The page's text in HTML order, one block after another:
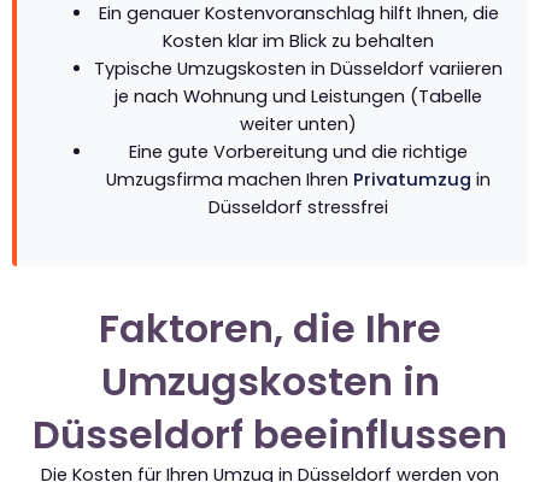
Ein genauer Kostenvoranschlag hilft Ihnen, die
Kosten klar im Blick zu behalten
Typische Umzugskosten in Düsseldorf variieren
je nach Wohnung und Leistungen (Tabelle
weiter unten)
Eine gute Vorbereitung und die richtige
Umzugsfirma machen Ihren Privatumzug in
Düsseldorf stressfrei
Faktoren, die Ihre
Umzugskosten in
Düsseldorf beeinflussen
Die Kosten für Ihren Umzug in Düsseldorf werden von